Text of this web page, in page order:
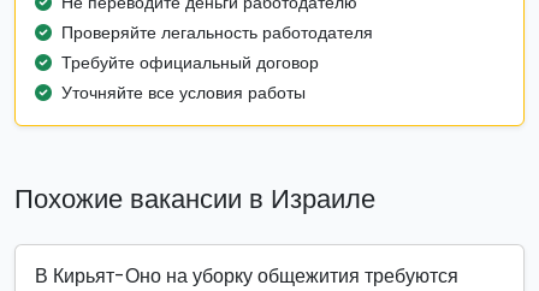
Проверяйте легальность работодателя
Требуйте официальный договор
Уточняйте все условия работы
Похожие вакансии в Израиле
В Кирьят-Оно на уборку общежития требуются